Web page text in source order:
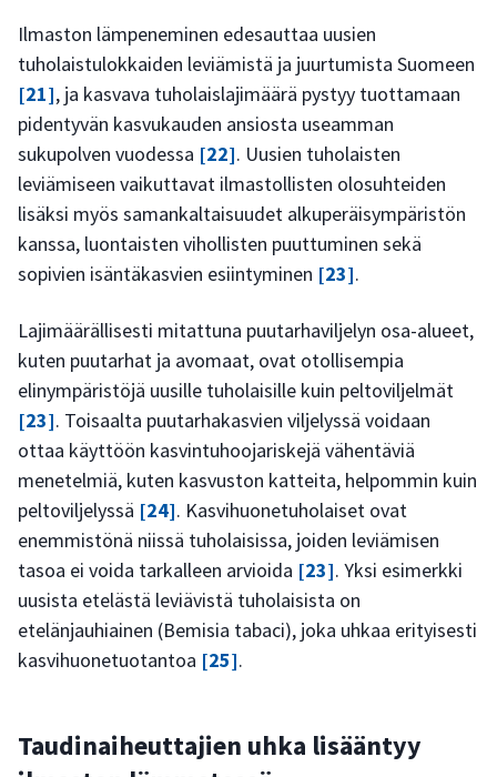
Ilmaston lämpeneminen edesauttaa uusien
tuholaistulokkaiden leviämistä ja juurtumista Suomeen
[21], ja kasvava tuholaislajimäärä pystyy tuottamaan
pidentyvän kasvukauden ansiosta useamman
sukupolven vuodessa [22]. Uusien tuholaisten
leviämiseen vaikuttavat ilmastollisten olosuhteiden
lisäksi myös samankaltaisuudet alkuperäisympäristön
kanssa, luontaisten vihollisten puuttuminen sekä
sopivien isäntäkasvien esiintyminen [23].
Lajimäärällisesti mitattuna puutarhaviljelyn osa-alueet,
kuten puutarhat ja avomaat, ovat otollisempia
elinympäristöjä uusille tuholaisille kuin peltoviljelmät
[23]. Toisaalta puutarhakasvien viljelyssä voidaan
ottaa käyttöön kasvintuhoojariskejä vähentäviä
menetelmiä, kuten kasvuston katteita, helpommin kuin
peltoviljelyssä [24]. Kasvihuonetuholaiset ovat
enemmistönä niissä tuholaisissa, joiden leviämisen
tasoa ei voida tarkalleen arvioida [23]. Yksi esimerkki
uusista etelästä leviävistä tuholaisista on
etelänjauhiainen (Bemisia tabaci), joka uhkaa erityisesti
kasvihuonetuotantoa [25].
Taudinaiheuttajien uhka lisääntyy